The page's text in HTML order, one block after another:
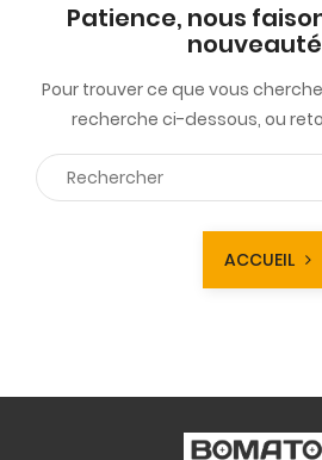
Patience, nous
Pour trouver ce que vous
recherche ci-dessous, ou
ACCUEIL